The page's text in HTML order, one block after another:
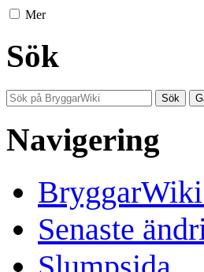
Mer
Sök
Navigering
Senaste